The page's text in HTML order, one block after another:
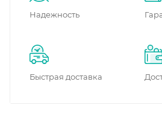
Надежность
Быстрая доставка